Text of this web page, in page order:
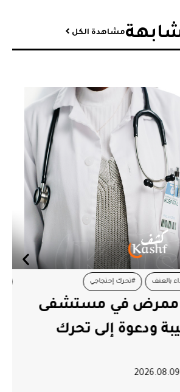
مشاهدة الكل
#تونس #حركة حق
في العلاج ليس
مطالبة اليوم
في حماية